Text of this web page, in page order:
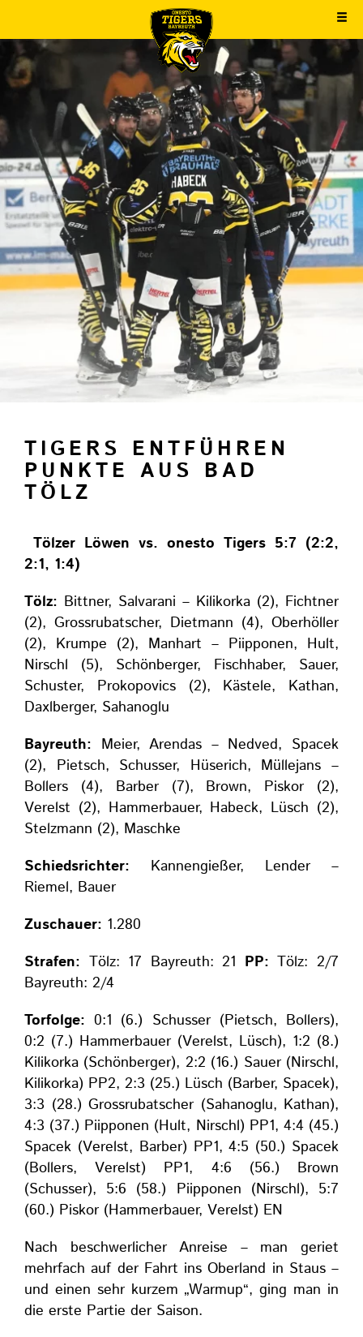
TIGERS ENTFÜHREN
PUNKTE AUS BAD
TÖLZ
Tölzer Löwen vs. onesto Tigers 5:7 (2:2,
2:1, 1:4)
Tölz: Bittner, Salvarani – Kilikorka (2), Fichtner
(2), Grossrubatscher, Dietmann (4), Oberhöller
(2), Krumpe (2), Manhart – Piipponen, Hult,
Nirschl (5), Schönberger, Fischhaber, Sauer,
Schuster, Prokopovics (2), Kästele, Kathan,
Daxlberger, Sahanoglu
Bayreuth: Meier, Arendas – Nedved, Spacek
(2), Pietsch, Schusser, Hüserich, Müllejans –
Bollers (4), Barber (7), Brown, Piskor (2),
Verelst (2), Hammerbauer, Habeck, Lüsch (2),
Stelzmann (2), Maschke
Schiedsrichter: Kannengießer, Lender –
Riemel, Bauer
Zuschauer: 1.280
Strafen: Tölz: 17 Bayreuth: 21 PP:Tölz: 2/7
Bayreuth: 2/4
Torfolge:0:1 (6.) Schusser (Pietsch, Bollers),
0:2 (7.) Hammerbauer (Verelst, Lüsch), 1:2 (8.)
Kilikorka (Schönberger), 2:2 (16.) Sauer (Nirschl,
Kilikorka) PP2, 2:3 (25.) Lüsch (Barber, Spacek),
3:3 (28.) Grossrubatscher (Sahanoglu, Kathan),
4:3 (37.) Piipponen (Hult, Nirschl) PP1, 4:4 (45.)
Spacek (Verelst, Barber) PP1, 4:5 (50.) Spacek
(Bollers, Verelst) PP1, 4:6 (56.) Brown
(Schusser), 5:6 (58.) Piipponen (Nirschl), 5:7
(60.) Piskor (Hammerbauer, Verelst) EN
Nach beschwerlicher Anreise – man geriet
mehrfach auf der Fahrt ins Oberland in Staus –
und einen sehr kurzem „Warmup“, ging man in
die erste Partie der Saison.